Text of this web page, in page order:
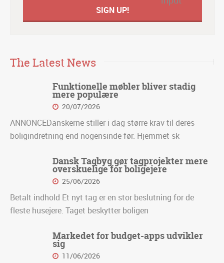
The Latest News
Funktionelle møbler bliver stadig
mere populære
20/07/2026
ANNONCEDanskerne stiller i dag større krav til deres
boligindretning end nogensinde før. Hjemmet sk
Dansk Tagbyg gør tagprojekter mere
overskuelige for boligejere
25/06/2026
Betalt indhold Et nyt tag er en stor beslutning for de
fleste husejere. Taget beskytter boligen
Markedet for budget-apps udvikler
sig
11/06/2026